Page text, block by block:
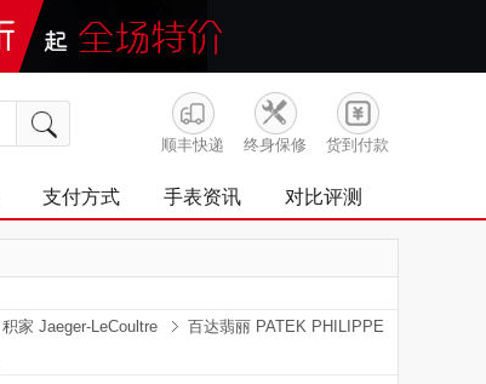
顺丰快递 终身保修 货到付款
支付方式 手表资讯 对比评测
积家 Jaeger-LeCoultre
百达翡丽 PATEK PHILIPPE